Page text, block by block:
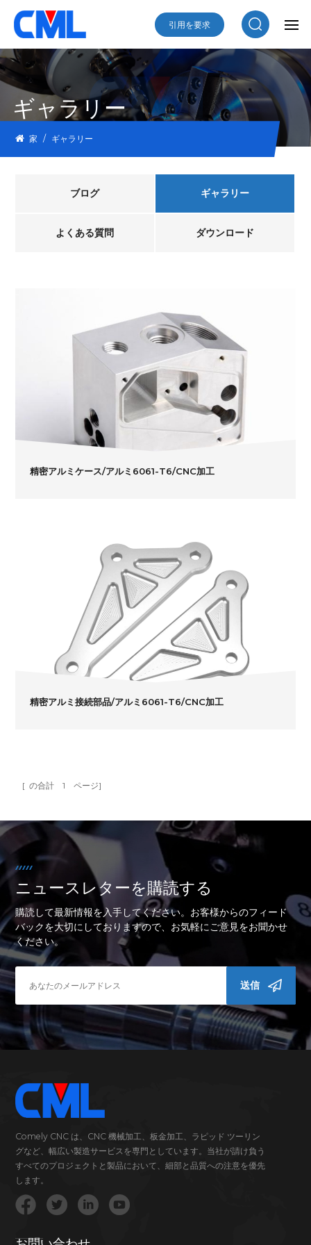
引用を要求
ギャラリー
家 / ギャラリー
ブログ ギャラリー
よくある質問 ダウンロード
精密アルミケース/アルミ6061-T6/CNC加工
精密アルミ接続部品/アルミ6061-T6/CNC加工
[ の合計 1 ページ]
ニュースレターを購読する
購読して最新情報を入手してください。お客様からのフィード
バックを大切にしておりますので、お気軽にご意見をお聞かせ
ください。
送信
Comely CNC は、CNC 機械加工、板金加工、ラピッド ツーリン
グなど、幅広い製造サービスを専門としています。当社が請け負う
すべてのプロジェクトと製品において、細部と品質への注意を優先
します。